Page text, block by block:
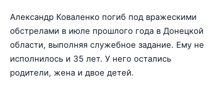
Александр Коваленко погиб под вражескими
обстрелами в июле прошлого года в Донецкой
области, выполняя служебное задание. Ему не
исполнилось и 35 лет. У него остались
родители, жена и двое детей.